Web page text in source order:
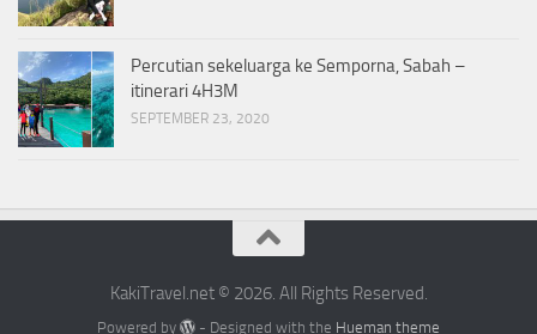
Percutian sekeluarga ke Semporna, Sabah –
itinerari 4H3M
SEPTEMBER 23, 2020
KakiTravel.net © 2026. All Rights Reserved.
Powered by - Designed with the Hueman theme